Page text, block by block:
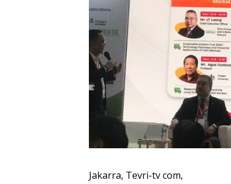
Jakarra, Tevri-tv com,